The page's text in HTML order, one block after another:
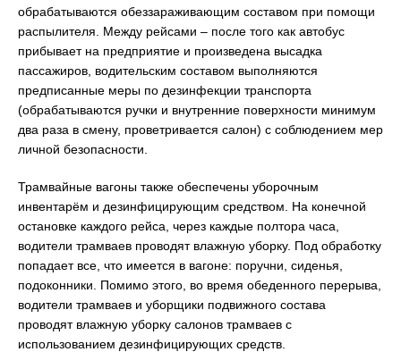
обрабатываются обеззараживающим составом при помощи
распылителя. Между рейсами – после того как автобус
прибывает на предприятие и произведена высадка
пассажиров, водительским составом выполняются
предписанные меры по дезинфекции транспорта
(обрабатываются ручки и внутренние поверхности минимум
два раза в смену, проветривается салон) с соблюдением мер
личной безопасности.
Трамвайные вагоны также обеспечены уборочным
инвентарём и дезинфицирующим средством. На конечной
остановке каждого рейса, через каждые полтора часа,
водители трамваев проводят влажную уборку. Под обработку
попадает все, что имеется в вагоне: поручни, сиденья,
подоконники. Помимо этого, во время обеденного перерыва,
водители трамваев и уборщики подвижного состава
проводят влажную уборку салонов трамваев с
использованием дезинфицирующих средств.